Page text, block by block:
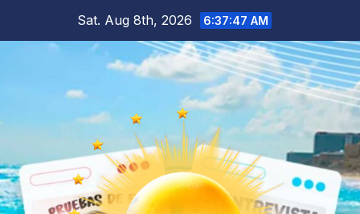
Sat. Aug 8th, 2026 6:37:48 AM